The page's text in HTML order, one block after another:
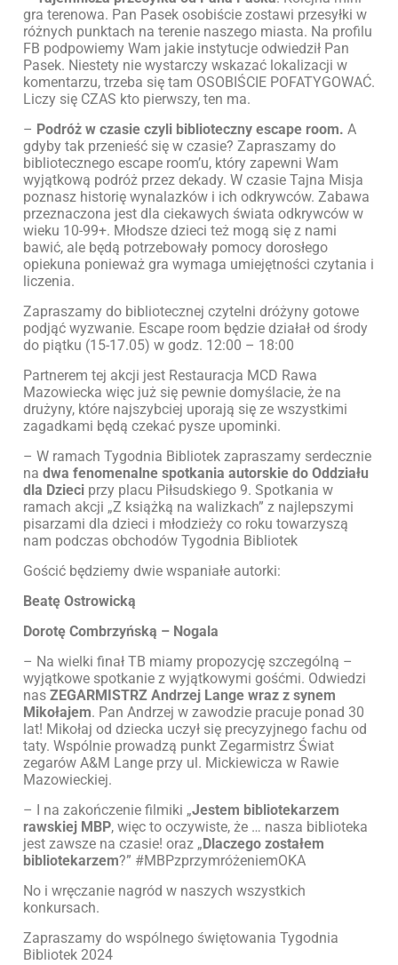
gra terenowa. Pan Pasek osobiście zostawi przesyłki w
różnych punktach na terenie naszego miasta. Na profilu
FB podpowiemy Wam jakie instytucje odwiedził Pan
Pasek. Niestety nie wystarczy wskazać lokalizacji w
komentarzu, trzeba się tam OSOBIŚCIE POFATYGOWAĆ.
Liczy się CZAS kto pierwszy, ten ma.
– Podróż w czasie czyli biblioteczny escape room. A
gdyby tak przenieść się w czasie? Zapraszamy do
bibliotecznego escape room’u, który zapewni Wam
wyjątkową podróż przez dekady. W czasie Tajna Misja
poznasz historię wynalazków i ich odkrywców. Zabawa
przeznaczona jest dla ciekawych świata odkrywców w
wieku 10-99+. Młodsze dzieci też mogą się z nami
bawić, ale będą potrzebowały pomocy dorosłego
opiekuna ponieważ gra wymaga umiejętności czytania i
liczenia.
Zapraszamy do bibliotecznej czytelni dróżyny gotowe
podjąć wyzwanie. Escape room będzie działał od środy
do piątku (15-17.05) w godz. 12:00 – 18:00
Partnerem tej akcji jest Restauracja MCD Rawa
Mazowiecka więc już się pewnie domyślacie, że na
drużyny, które najszybciej uporają się ze wszystkimi
zagadkami będą czekać pysze upominki.
– W ramach Tygodnia Bibliotek zapraszamy serdecznie
na dwa fenomenalne spotkania autorskie do Oddziału
dla Dzieci przy placu Piłsudskiego 9. Spotkania w
ramach akcji „Z książką na walizkach” z najlepszymi
pisarzami dla dzieci i młodzieży co roku towarzyszą
nam podczas obchodów Tygodnia Bibliotek
Gościć będziemy dwie wspaniałe autorki:
Beatę Ostrowicką
Dorotę Combrzyńską – Nogala
– Na wielki finał TB miamy propozycję szczególną –
wyjątkowe spotkanie z wyjątkowymi gośćmi. Odwiedzi
nas ZEGARMISTRZ Andrzej Lange wraz z synem
Mikołajem. Pan Andrzej w zawodzie pracuje ponad 30
lat! Mikołaj od dziecka uczył się precyzyjnego fachu od
taty. Wspólnie prowadzą punkt Zegarmistrz Świat
zegarów A&M Lange przy ul. Mickiewicza w Rawie
Mazowieckiej.
– I na zakończenie filmiki „Jestem bibliotekarzem
rawskiej MBP, więc to oczywiste, że … nasza biblioteka
jest zawsze na czasie! oraz „Dlaczego zostałem
bibliotekarzem?” #MBPzprzymróżeniemOKA
No i wręczanie nagród w naszych wszystkich
konkursach.
Zapraszamy do wspólnego świętowania Tygodnia
Bibliotek 2024